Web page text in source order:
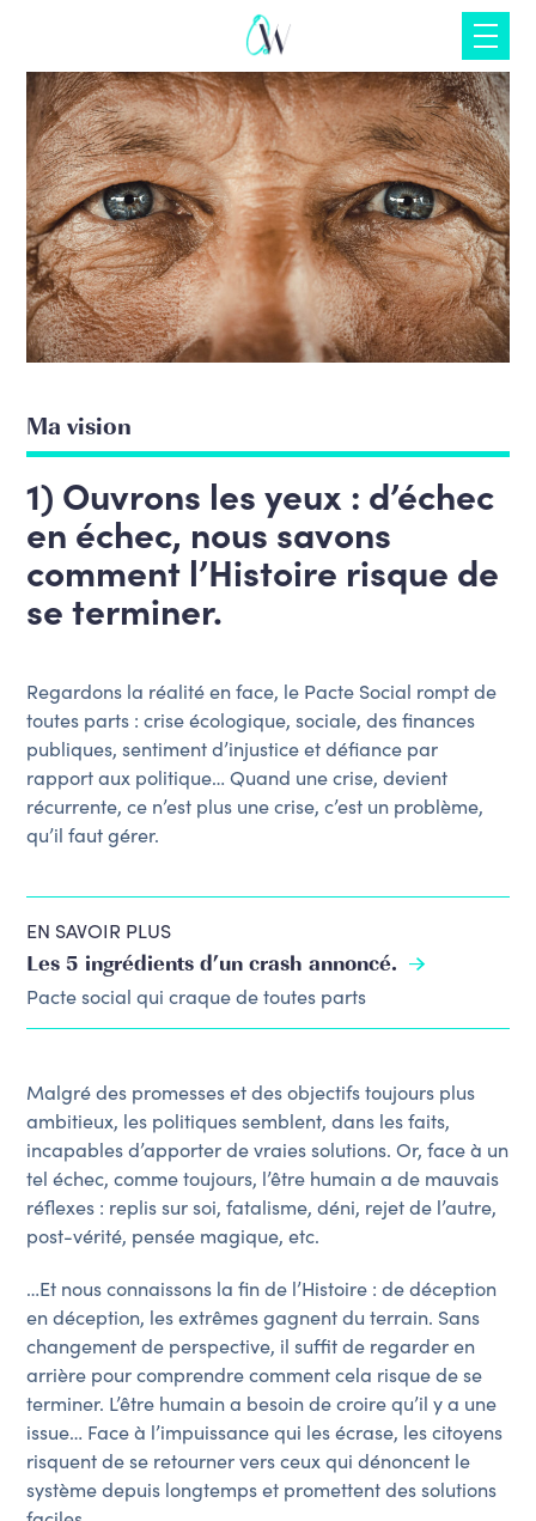
content
Ma vision
1) Ouvrons les yeux : d’échec
en échec, nous savons
comment l’Histoire risque de
se terminer.
Regardons la réalité en face, le Pacte Social rompt de
toutes parts : crise écologique, sociale, des finances
publiques, sentiment d’injustice et défiance par
rapport aux politique… Quand une crise, devient
récurrente, ce n’est plus une crise, c’est un problème,
qu’il faut gérer.
EN SAVOIR PLUS
Les 5 ingrédients d’un crash annoncé.
Pacte social qui craque de toutes parts
Malgré des promesses et des objectifs toujours plus
ambitieux, les politiques semblent, dans les faits,
incapables d’apporter de vraies solutions. Or, face à un
tel échec, comme toujours, l’être humain a de mauvais
réflexes : replis sur soi, fatalisme, déni, rejet de l’autre,
post-vérité, pensée magique, etc.
…Et nous connaissons la fin de l’Histoire : de déception
en déception, les extrêmes gagnent du terrain. Sans
changement de perspective, il suffit de regarder en
arrière pour comprendre comment cela risque de se
terminer. L’être humain a besoin de croire qu’il y a une
issue… Face à l’impuissance qui les écrase, les citoyens
risquent de se retourner vers ceux qui dénoncent le
système depuis longtemps et promettent des solutions